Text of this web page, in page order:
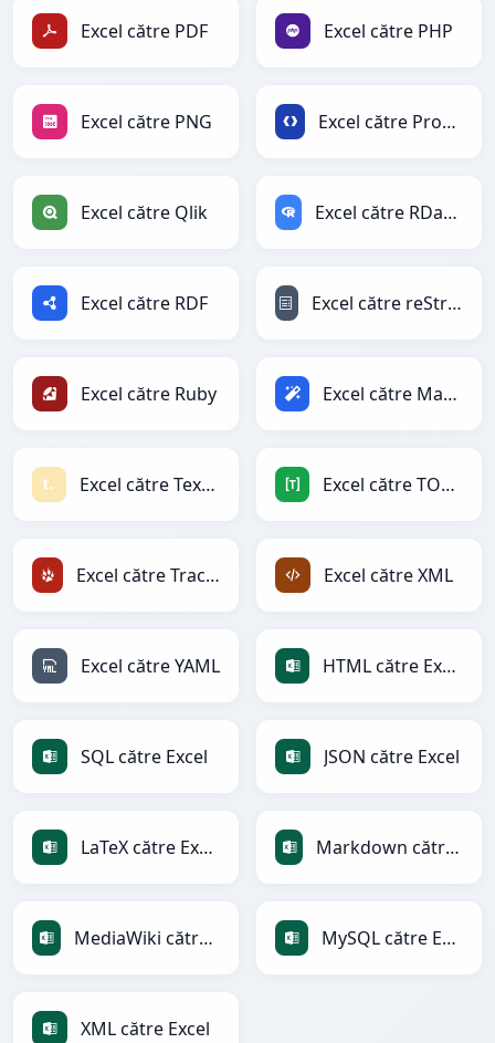
Excel către PDF Excel către PHP
Excel către PNG Excel către Protobuf
Excel către Qlik Excel către RDataFrame
Excel către RDF Excel către reStructuredText
Excel către Ruby Excel către Magic
Excel către Textile Excel către TOML
Excel către TracWiki Excel către XML
Excel către YAML HTML către Excel
SQL către Excel JSON către Excel
LaTeX către Excel Markdown către Excel
MediaWiki către Excel MySQL către Excel
XML către Excel